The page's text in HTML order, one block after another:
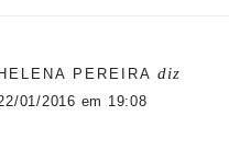
HELENA PEREIRA diz
01/2016 em 19:08